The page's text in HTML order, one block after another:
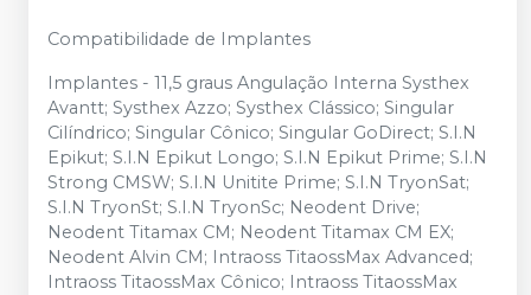
Compatibilidade de Implantes
Implantes - 11,5 graus Angulação Interna Systhex
Avantt; Systhex Azzo; Systhex Clássico; Singular
Cilíndrico; Singular Cônico; Singular GoDirect; S.I.N
Epikut; S.I.N Epikut Longo; S.I.N Epikut Prime; S.I.N
Strong CMSW; S.I.N Unitite Prime; S.I.N TryonSat;
S.I.N TryonSt; S.I.N TryonSc; Neodent Drive;
Neodent Titamax CM; Neodent Titamax CM EX;
Neodent Alvin CM; Intraoss TitaossMax Advanced;
Intraoss TitaossMax Cônico; Intraoss TitaossMax